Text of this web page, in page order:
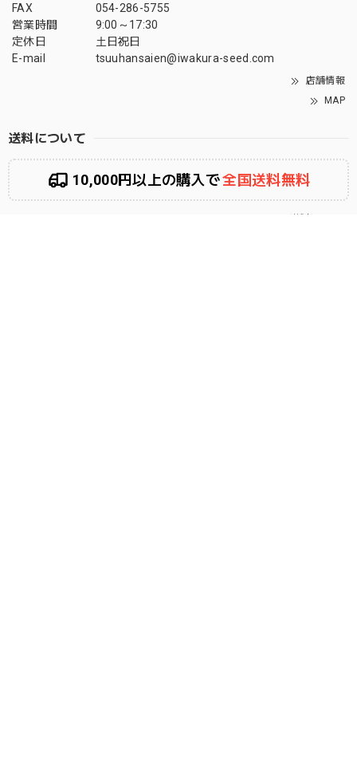
FAX
054-286-5755
営業時間
9:00～17:30
定休日
土日祝日
E-mail
tsuuhansaien@iwakura-seed.com
店舗情報
MAP
送料について
10,000円以上の購入で全国送料無料